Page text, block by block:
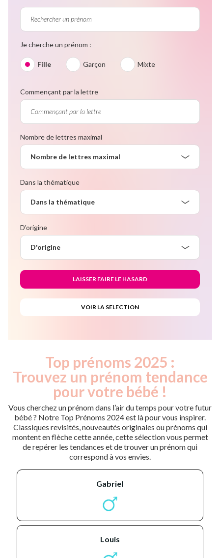
Je cherche un prénom :
Fille Garçon Mixte
Commençant par la lettre
Nombre de lettres maximal
Nombre de lettres maximal
Dans la thématique
Dans la thématique
D'origine
D'origine
Top prénoms 2025 :
Trouvez un prénom tendance
pour votre bébé !
Vous cherchez un prénom dans l’air du temps pour votre futur
bébé ? Notre Top Prénoms 2024 est là pour vous inspirer.
Classiques revisités, nouveautés originales ou prénoms qui
montent en flèche cette année, cette sélection vous permet
de repérer les tendances et de trouver un prénom qui
correspond à vos envies.
gabriel
louis